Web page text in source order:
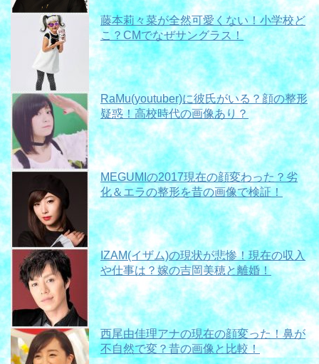
藤本莉々菜が全然可愛くない！小学校ど
こ？CMでなぜサングラス！
RaMu(youtuber)に彼氏がいる？顔の整形
疑惑！高校時代の画像あり？
MEGUMIの2017現在の顔変わった？劣
化＆エラの整形を昔の画像で検証！
IZAM(イザム)の現状が悲惨！現在の収入
や仕事は？嫁の吉岡美穂と離婚！
西尾由佳理アナの現在の顔変った！鼻が
不自然で変？昔の画像と比較！